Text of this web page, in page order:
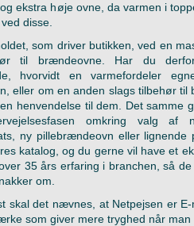
ekstra høje ovne, da varmen i
disse.
som driver butikken, ved en
til brændeovne. Har du
hvorvidt en varmefordeler
eller om en anden slags tilbehør til
henvendelse til dem. Det samme
omkring valg af
ny pillebrændeovn eller lignende
katalog, og du gerne vil have et
35 års erfaring i branchen, så
om.
skal det nævnes, at Netpejsen er
som giver mere tryghed når man